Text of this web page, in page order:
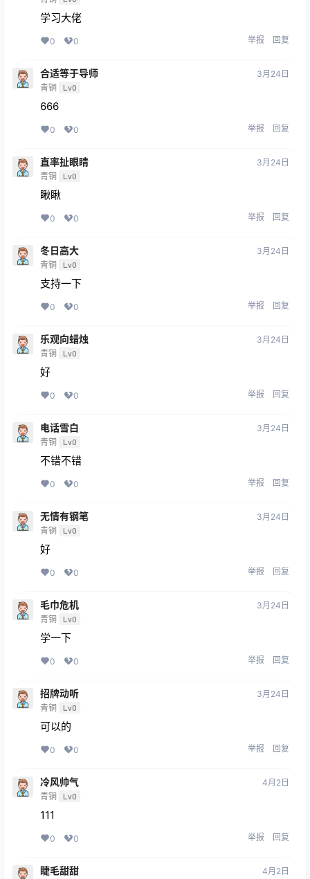
学习大佬
0 0 举报 回复
合适等于导师
青铜 Lv0
3月24日
666
0 0 举报 回复
直率扯眼睛
青铜 Lv0
3月24日
瞅瞅
0 0 举报 回复
冬日高大
青铜 Lv0
3月24日
支持一下
0 0 举报 回复
乐观向蜡烛
青铜 Lv0
3月24日
好
0 0 举报 回复
电话雪白
青铜 Lv0
3月24日
不错不错
0 0 举报 回复
无情有钢笔
青铜 Lv0
3月24日
好
0 0 举报 回复
毛巾危机
青铜 Lv0
3月24日
学一下
0 0 举报 回复
招牌动听
青铜 Lv0
3月24日
可以的
0 0 举报 回复
冷风帅气
青铜 Lv0
4月2日
111
0 0 举报 回复
睫毛甜甜 4月2日